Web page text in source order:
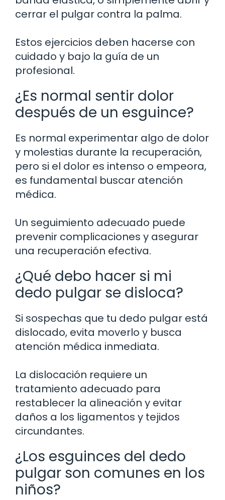
cerrar el pulgar contra la palma.
Estos ejercicios deben hacerse con
cuidado y bajo la guía de un
profesional.
¿Es normal sentir dolor
después de un esguince?
Es normal experimentar algo de dolor
y molestias durante la recuperación,
pero si el dolor es intenso o empeora,
es fundamental buscar atención
médica.
Un seguimiento adecuado puede
prevenir complicaciones y asegurar
una recuperación efectiva.
¿Qué debo hacer si mi
dedo pulgar se disloca?
Si sospechas que tu dedo pulgar está
dislocado, evita moverlo y busca
atención médica inmediata.
La dislocación requiere un
tratamiento adecuado para
restablecer la alineación y evitar
daños a los ligamentos y tejidos
circundantes.
¿Los esguinces del dedo
pulgar son comunes en los
niños?